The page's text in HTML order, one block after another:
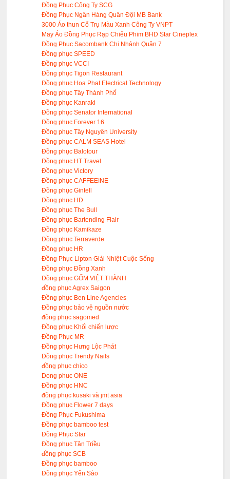
Đồng Phục Công Ty SCG
Đồng Phục Ngân Hàng Quân Đội MB Bank
3000 Áo thun Cổ Trụ Màu Xanh Công Ty VNPT
May Áo Đồng Phục Rạp Chiếu Phim BHD Star Cineplex
Đồng Phục Sacombank Chi Nhánh Quận 7
Đồng phục SPEED
Đồng phục VCCI
Đồng phục Tigon Restaurant
Đồng phục Hoa Phat Electrical Technology
Đồng phục Tây Thành Phố
Đồng phục Kanraki
Đồng phục Senator International
Đồng phục Forever 16
Đồng phục Tây Nguyên University
Đồng phục CALM SEAS Hotel
Đồng phục Balotour
Đồng phục HT Travel
Đồng phục Victory
Đồng phục CAFFEEINE
Đồng phục Gintell
Đồng phục HD
Đồng phục The Bull
Đồng phục Bartending Flair
Đồng phục Kamikaze
Đồng phục Terraverde
Đồng phục HR
Đồng Phục Lipton Giải Nhiệt Cuộc Sống
Đồng phục Đồng Xanh
Đồng phục GỐM VIỆT THÀNH
đồng phục Agrex Saigon
Đồng phục Ben Line Agencies
Đồng phục bảo vệ nguồn nước
đồng phục sagomed
Đồng phục Khối chiến lược
Đồng Phục MR
Đồng phục Hưng Lộc Phát
Đồng phục Trendy Nails
đồng phục chico
Dong phuc ONE
Đồng phục HNC
đồng phục kusaki và jmt asia
Đồng phục Flower 7 days
Đồng Phục Fukushima
Đồng phục bamboo test
Đồng Phục Star
Đồng phục Tân Triều
đồng phục SCB
Đồng phục bamboo
Đồng phục Yến Sào